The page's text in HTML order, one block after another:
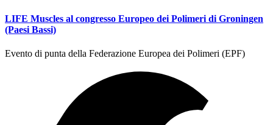
LIFE Muscles al congresso Europeo dei Polimeri di Groningen
(Paesi Bassi)
Evento di punta della Federazione Europea dei Polimeri (EPF)